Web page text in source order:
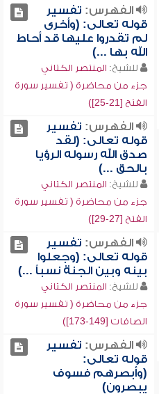
الفهرس: تفسير
قوله تعالى: (وأخرى
لم تقدروا عليها قد أحاط
الله بها ...)
للشيخ: المنتصر الكتاني
جزء من محاضرة ( تفسير سورة
الفتح [21-25])
الفهرس: تفسير
قوله تعالى: (لقد
صدق الله رسوله الرؤيا
بالحق ...)
للشيخ: المنتصر الكتاني
جزء من محاضرة ( تفسير سورة
الفتح [27-29])
الفهرس: تفسير
قوله تعالى: (وجعلوا
بينه وبين الجنة نسباً ...)
للشيخ: المنتصر الكتاني
جزء من محاضرة ( تفسير سورة
الصافات [149-173])
الفهرس: تفسير
قوله تعالى:
(وأبصرهم فسوف
يبصرون)